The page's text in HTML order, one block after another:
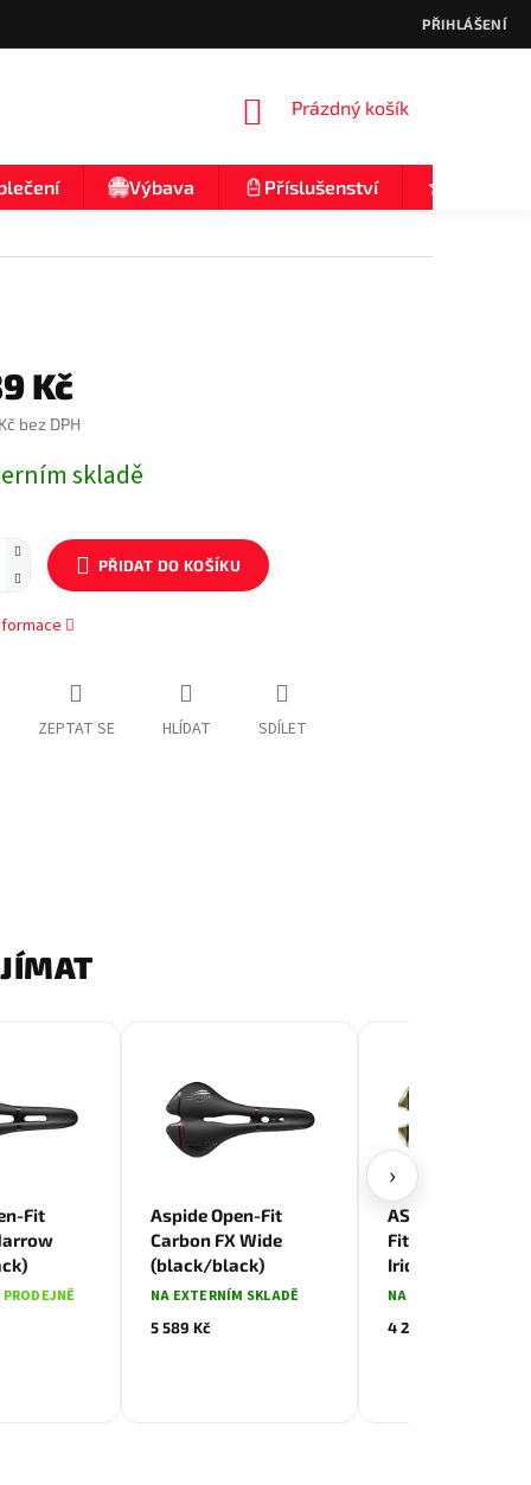
PŘIHLÁŠENÍ
NÁKUPNÍ
Prázdný košík
Výbava Příslušenství
Kč
bez DPH
skladě
PŘIDAT DO KOŠÍKU
ZEPTAT SE HLÍDAT SDÍLET
Fit
Aspide Open-Fit
Carbon FX Wide
(black/black)
NA EXTERNÍM SKLADĚ
5 589 Kč
ASPIDE Short
Fit Racing
Iridescent Gold
NA EXTERNÍM
4 289 Kč
›